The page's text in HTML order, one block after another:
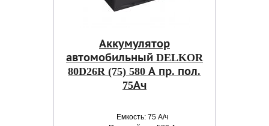
Аккумулятор
автомобильный DELKOR
80D26R (75) 580 А пр. пол.
75Ач
Емкость: 75 А/ч